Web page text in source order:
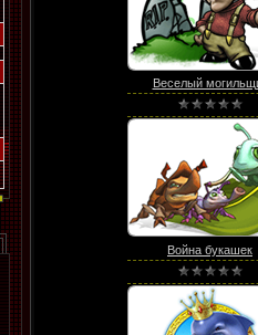
Веселый
Война букашек